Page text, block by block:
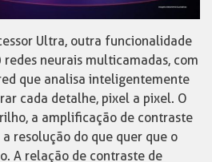
Ultra, outra funcionalidade
neurais multicamadas, com
que analisa inteligentemente
cada detalhe, pixel a pixel. O
a amplificação de contraste
resolução do que quer que o
A relação de contraste de